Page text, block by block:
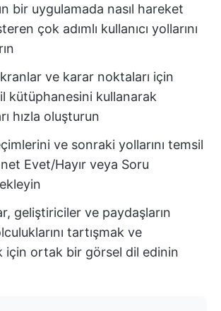
bir uygulamada nasıl hareket
çok adımlı kullanıcı yollarını
ve karar noktaları için
kütüphanesini kullanarak
hızla oluşturun
ve sonraki yollarını temsil
Evet/Hayır veya Soru
geliştiriciler ve paydaşların
tartışmak ve
için ortak bir görsel dil edinin